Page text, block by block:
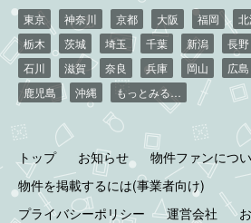
東京 神奈川 京都 大阪 福岡
栃木
茨城 埼玉 千葉 新潟 長野
石川
滋賀 奈良 兵庫 岡山 広島
鹿児島
沖縄 もっとみる…
トップ お知らせ 物件ファンにつ
物件を掲載するには(事業者向け)
プライバシーポリシー
運営会社